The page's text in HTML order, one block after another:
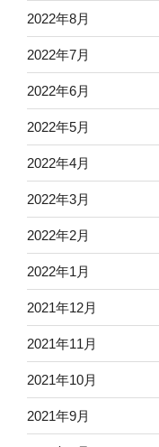
2022年8月
2022年7月
2022年6月
2022年5月
2022年4月
2022年3月
2022年2月
2022年1月
2021年12月
2021年11月
2021年10月
2021年9月